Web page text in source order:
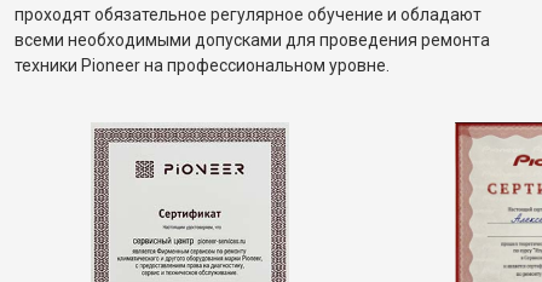
проходят обязательное регулярное обучение и обладают
всеми необходимыми допусками для проведения ремонта
техники Pioneer на профессиональном уровне.